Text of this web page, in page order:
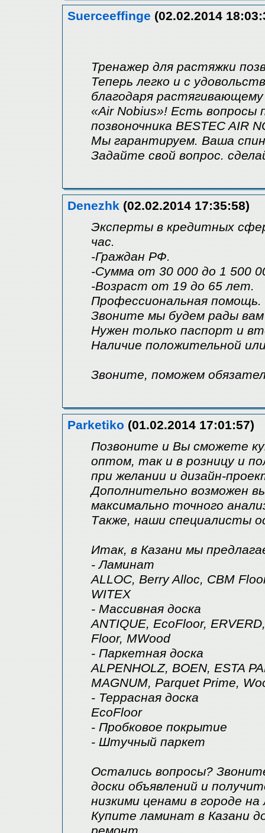
Suerceeffinge (02.02.2014
Тренажер для растяжки
Теперь легко и с
благодаря
«Air Nobius»! Есть вопросы
позвоночника BESTEC AIR
Мы гарантируем. Ваша
Задайте свой вопрос.
Denezhk (02.02.2014 17:35:58)
Эксперты в кредитных
час.
-Граждан РФ.
-Сумма от 30 000 до 1 500
-Возраст от 19 до 65 лет.
Профессиональная помощь.
Звоните мы будем рады вам
Нужен только паспорт и
Наличие положительной
Звоните, поможем
Parketiko (01.02.2014 17:01:57)
Позвоните и Вы сможете
оптом, так и в розницу и
при желании и дизайн-
Дополнительно возможен
максимально точного
Также, наши специалисты
Итак, в Казани мы
- Ламинат
ALLOC, Berry Alloc, CBM
WITEX
- Массивная доска
ANTIQUE, EcoFloor,
Floor, MWood
- Паркетная доска
ALPENHOLZ, BOEN, ESTA
MAGNUM, Parquet Prime,
- Террасная доска
EcoFloor
- Пробковое покрытие
- Штучный паркет
Остались вопросы?
доски объявлений и
низкими ценами в городе
Купите ламинат в Казани